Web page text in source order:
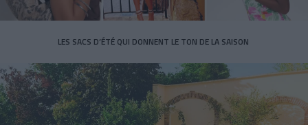
LES SACS D’ÉTÉ QUI DONNENT LE TON DE LA SAISON